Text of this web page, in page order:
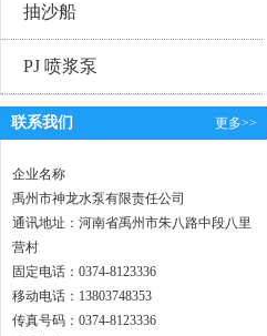
抽沙船
PJ 喷浆泵
更多>>
联系我们
企业名称
禹州市神龙水泵有限责任公司
通讯地址：河南省禹州市朱八路中段八里
营村
固定电话：0374-8123336
移动电话：13803748353
传真号码：0374-8123336